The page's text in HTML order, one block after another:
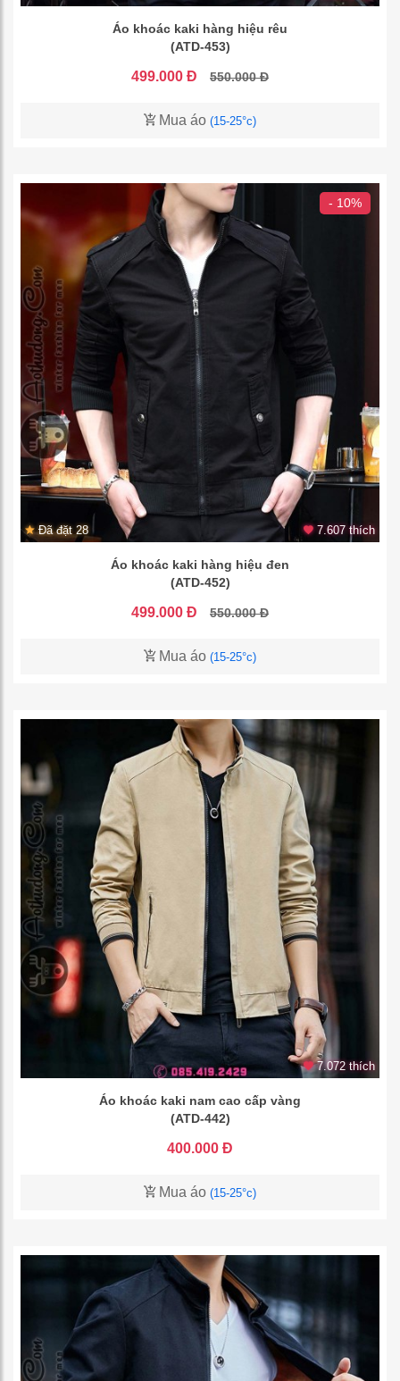
Áo khoác kaki hàng hiệu rêu
(ATD-453)
499.000 Đ 550.000 Đ
Mua áo (15-25°c)
- 10%
Đã đặt 28 7.607 thích
Áo khoác kaki hàng hiệu đen
(ATD-452)
499.000 Đ 550.000 Đ
Mua áo (15-25°c)
7.072 thích
Áo khoác kaki nam cao cấp vàng
(ATD-442)
400.000 Đ
Mua áo (15-25°c)